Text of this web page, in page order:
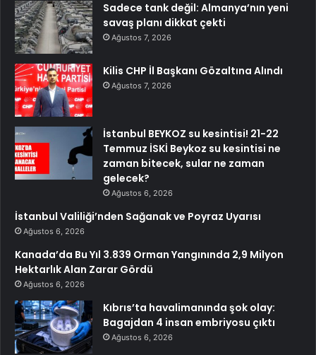
Sadece tank değil: Almanya’nın yeni
savaş planı dikkat çekti
Ağustos 7, 2026
Kilis CHP İl Başkanı Gözaltına Alındı
Ağustos 7, 2026
İstanbul BEYKOZ su kesintisi! 21-22
Temmuz İSKİ Beykoz su kesintisi ne
zaman bitecek, sular ne zaman
gelecek?
Ağustos 6, 2026
İstanbul Valiliği’nden Sağanak ve Poyraz Uyarısı
Ağustos 6, 2026
Kanada’da Bu Yıl 3.839 Orman Yangınında 2,9 Milyon
Hektarlık Alan Zarar Gördü
Ağustos 6, 2026
Kıbrıs’ta havalimanında şok olay:
Bagajdan 4 insan embriyosu çıktı
Ağustos 6, 2026